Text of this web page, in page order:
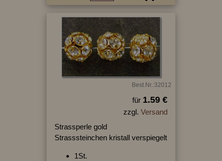
Best.Nr.:32012
für 1.59 €
zzgl. Versand
Strassperle gold
Strasssteinchen kristall verspiegelt
1St.